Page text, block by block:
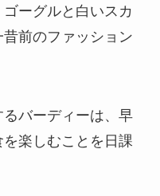
ーグルと白いスカ
前のファッション
バーディーは、早
楽しむことを日課